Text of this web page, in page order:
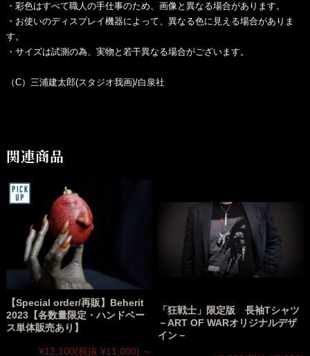
・彩色はすべて職人の手仕事のため、画像と異なる場合があります。
・お使いのディスプレイ機器によって、異なる色に見える場合がありま
す。
・サイズは試測の為、実物と若干異なる場合がございます。
（C）三浦建太郎(スタジオ我画)/白泉社
関連商品
【Special order/再販】Beherit
2023【各数量限定・ハンドベー
ス単体販売あり】
¥12,100(税抜 ¥11,000) ～
「狂戦士」限定版 長袖Tシャツ
－ART OF WARオリジナルデザ
イン－